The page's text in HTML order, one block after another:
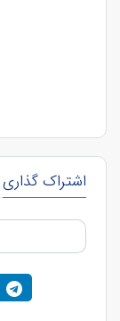
اشتراک گذاری